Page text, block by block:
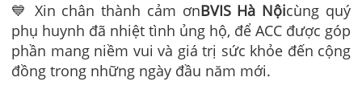
💙 Xin chân thành cảm ơnBVIS Hà Nộicùng quý
phụ huynh đã nhiệt tình ủng hộ, để ACC được góp
phần mang niềm vui và giá trị sức khỏe đến cộng
đồng trong những ngày đầu năm mới.